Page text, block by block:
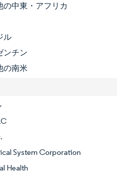
の中東・アフリカ
ル
ンチン
の南米
System Corporation
Health